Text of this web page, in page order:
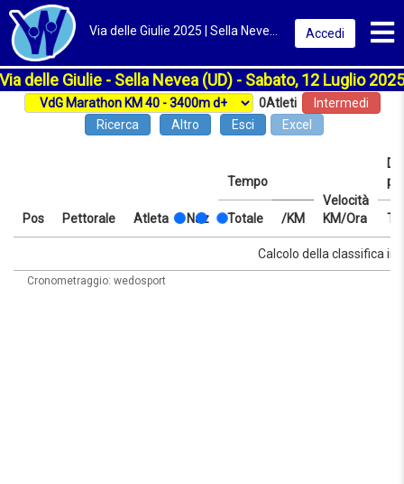
Accedi
Via delle Giulie - Sella Nevea (UD) - Sabato, 12 Luglio 2025
0Atleti
Intermedi
Ricerca
Altro Esci Excel
Pos Pettorale Atleta Naz
Tempo
Velocità
KM/Ora
Totale /KM
Tempo
Velocità
Totale /KM
Calcolo della classifica in
Cronometraggio: wedosport